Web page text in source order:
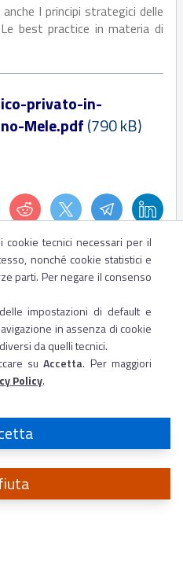
I principi strategici delle
best practice in materia di
privato-in-
Mele.pdf(790 kB)
cookie tecnici necessari per il
nonché cookie statistici e
parti. Per negare il consenso
impostazioni di default e
in assenza di cookie
da quelli tecnici.
suAccetta. Per maggiori
Policy.